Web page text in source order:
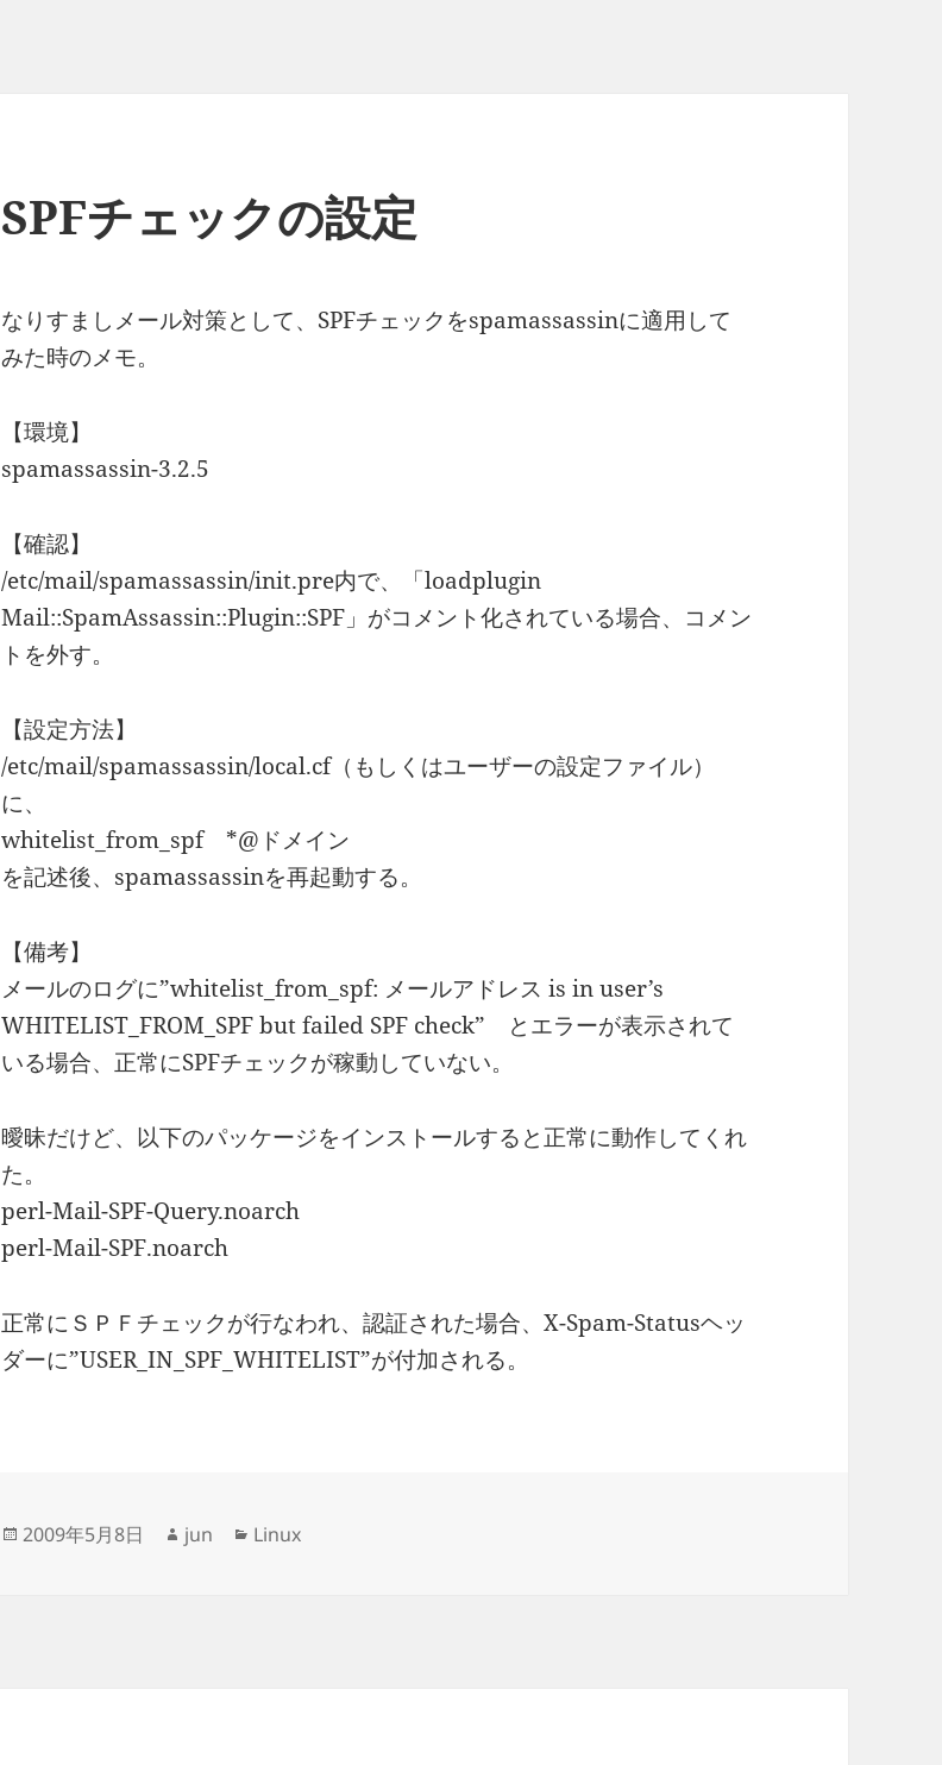
SPFチェックの設定
なりすましメール対策として、SPFチェックをspamassassinに適用して
みた時のメモ。
【環境】
spamassassin-3.2.5
【確認】
/etc/mail/spamassassin/init.pre内で、「loadplugin
Mail::SpamAssassin::Plugin::SPF」がコメント化されている場合、コメン
トを外す。
【設定方法】
/etc/mail/spamassassin/local.cf（もしくはユーザーの設定ファイル）
に、
whitelist_from_spf *@ドメイン
を記述後、spamassassinを再起動する。
【備考】
メールのログに”whitelist_from_spf: メールアドレス is in user’s
WHITELIST_FROM_SPF but failed SPF check” とエラーが表示されて
いる場合、正常にSPFチェックが稼動していない。
曖昧だけど、以下のパッケージをインストールすると正常に動作してくれ
た。
perl-Mail-SPF-Query.noarch
perl-Mail-SPF.noarch
正常にＳＰＦチェックが行なわれ、認証された場合、X-Spam-Statusヘッ
ダーに”USER_IN_SPF_WHITELIST”が付加される。
投
2009年5月8日
作
jun
カ
Linux